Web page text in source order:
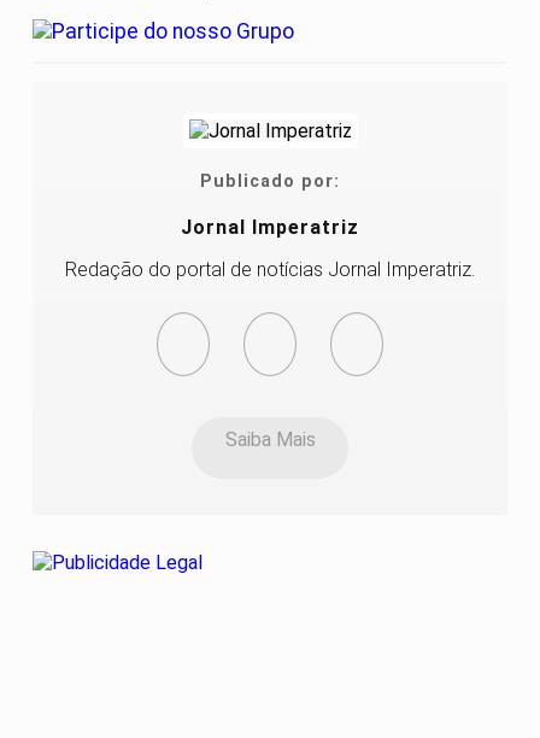
Publicado por:
Jornal Imperatriz
Redação do portal de notícias Jornal Imperatriz.
Saiba Mais